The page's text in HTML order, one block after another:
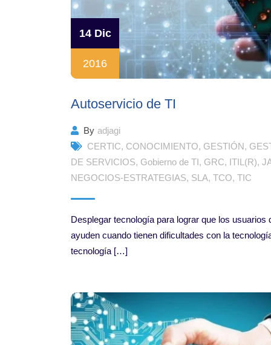
14 Dic
2016
Autoservicio de TI
By adjagi
CERTIC, CONOCIMIENTO, GESTIÓN,
DE SERVICIOS, Gobierno de TI, GRC, ITIL(R),
NEGOCIOS-ESTRATEGIAS, SLA, TCO, TIC
Desplegar tecnología para lograr que los usuarios
ayuden cuando tienen dificultades con la
tecnología […]